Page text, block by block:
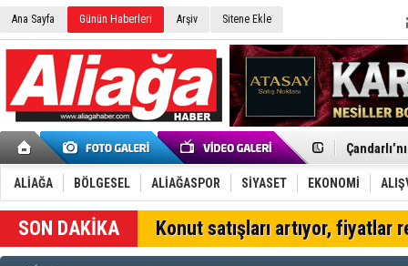
Ana Sayfa Günün Haberleri Arşiv Sitene Ekle
Menemen
Furkan
Chp
AK Parti
SOCAR
Trafiği
Alto,
ALİAĞA BÖLGESEL ALİAĞASPOR SİYASET EKONOMİ
SON DAKİKA Konut satışları artıyor, fiyatlar